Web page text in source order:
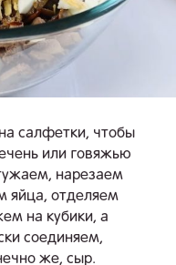
салфетки, чтобы
или говяжью
нарезаем
яйца, отделяем
на кубики, а
соединяем,
же, сыр.